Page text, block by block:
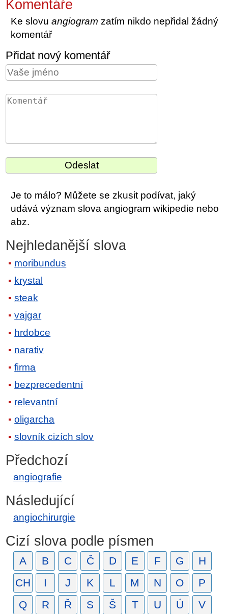
Komentáře
Ke slovuangiogram zatím nikdo nepřidal žádný
komentář
Přidat nový komentář
Je to málo? Můžete se zkusit podívat, jaký
udává význam slova angiogram wikipedie nebo
abz.
Nejhledanější slova
moribundus
krystal
steak
vajgar
hrdobce
narativ
firma
bezprecedentní
relevantní
oligarcha
slovník cizích slov
Předchozí
angiografie
Následující
angiochirurgie
Cizí slova podle písmen
A B C Č D E F G
H
CH
I J K L M N O
P
Q
R Ř S Š T U Ú V